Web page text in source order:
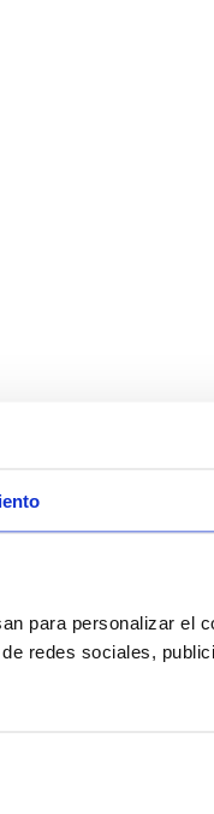
para personalizar el
redes sociales,